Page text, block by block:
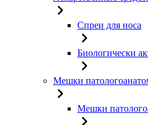
Спреи для носа
Биологически
Мешки
Мешки